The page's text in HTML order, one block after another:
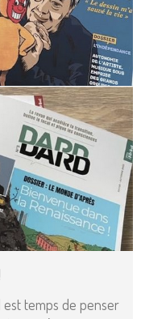
temps de penser